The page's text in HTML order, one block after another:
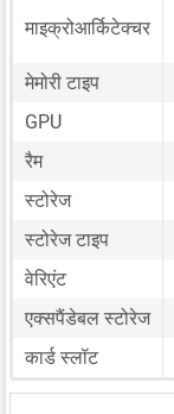
माइक्रोआर्किटेक्चर
मेमोरी टाइप
GPU
रैम
स्टोरेज
स्टोरेज टाइप
वेरिएंट
एक्सपैंडेबल स्टोरेज
कार्ड स्लॉट